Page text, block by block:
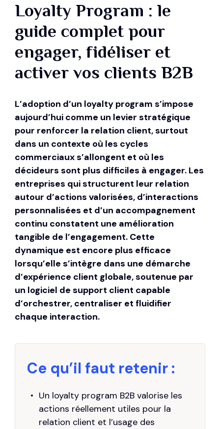
Loyalty Program : le
guide complet pour
engager, fidéliser et
activer vos clients B2B
L’adoption d’un loyalty program s’impose
aujourd’hui comme un levier stratégique
pour renforcer la relation client, surtout
dans un contexte où les cycles
commerciaux s’allongent et où les
décideurs sont plus difficiles à engager. Les
entreprises qui structurent leur relation
autour d’actions valorisées, d’interactions
personnalisées et d’un accompagnement
continu constatent une amélioration
tangible de l’engagement. Cette
dynamique est encore plus efficace
lorsqu’elle s’intègre dans une démarche
d’expérience client globale, soutenue par
un logiciel de support client capable
d’orchestrer, centraliser et fluidifier
chaque interaction.
Ce qu’il faut retenir :
Un loyalty program B2B valorise les
actions réellement utiles pour la
relation client et l’usage des